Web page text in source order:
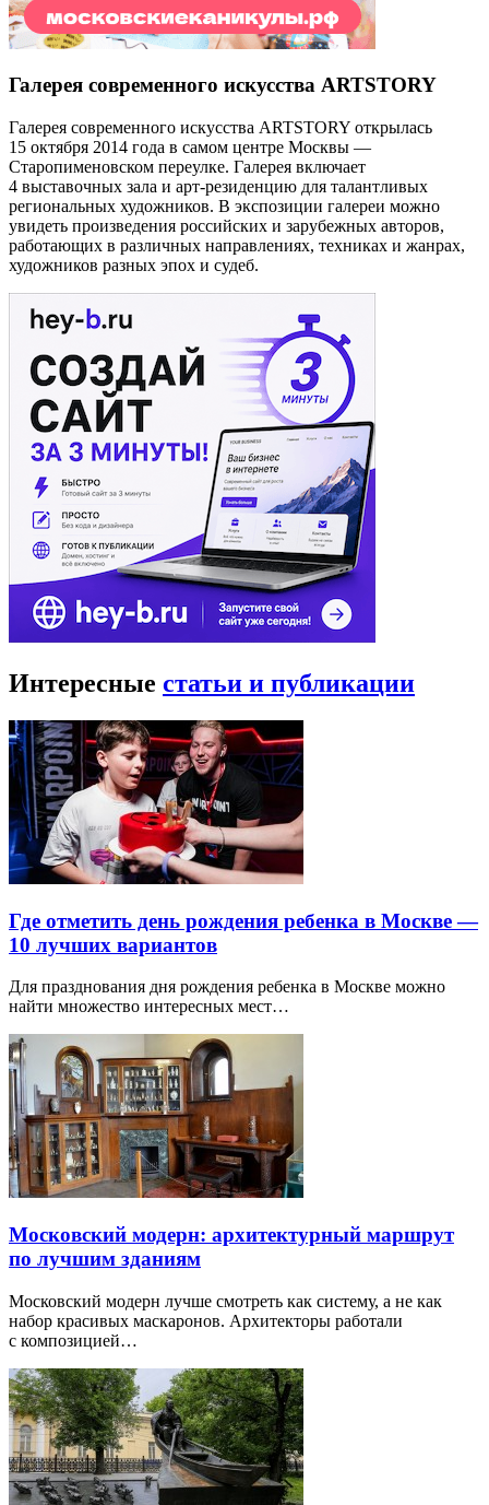
Галерея современного искусства ARTSTORY
Галерея современного искусства ARTSTORY открылась
15 октября 2014 года в самом центре Москвы —
Старопименовском переулке. Галерея включает
4 выставочных зала и арт-резиденцию для талантливых
региональных художников. В экспозиции галереи можно
увидеть произведения российских и зарубежных авторов,
работающих в различных направлениях, техниках и жанрах,
художников разных эпох и судеб.
Интересные статьи и публикации
Где отметить день рождения ребенка в Москве —
10 лучших вариантов
Для празднования дня рождения ребенка в Москве можно
найти множество интересных мест…
Московский модерн: архитектурный маршрут
по лучшим зданиям
Московский модерн лучше смотреть как систему, а не как
набор красивых маскаронов. Архитекторы работали
с композицией…